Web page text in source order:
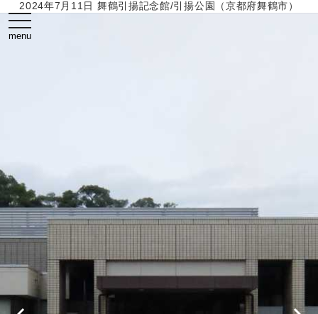
2024年7月11日 舞鶴引揚記念館/引揚公園（京都府舞鶴市）
toggle
navigation
menu